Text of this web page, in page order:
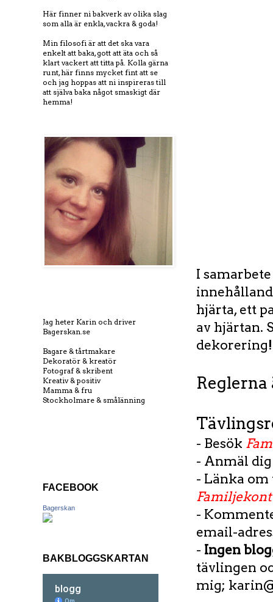
I
hjärta, ett
av hjärtan.
dekorering!
- Besök
- Anmäl
- Länka
-
email-
- Ingen
tävlingen
mig;
Här finner ni bakverk av olika slag
som alla är enkla, vackra & goda!
Min filosofi är att det ska vara
enkelt att baka, gott att äta och så
klart vackert att titta på. Kolla gärna
runt, här finns mycket fint att se
och jag hoppas att ni inspireras till
att själva baka något smaskigt där
hemma!
Jag heter Karin och driver
Bagerskan.se
Bagare & tårtmakare
Dekoratör & kreatör
Fotograf & skribent
Kreativ & positiv
Mamma & fru
Stockholmare & smålänning
FACEBOOK
Bagerskan
BAKBLOGGSKARTAN